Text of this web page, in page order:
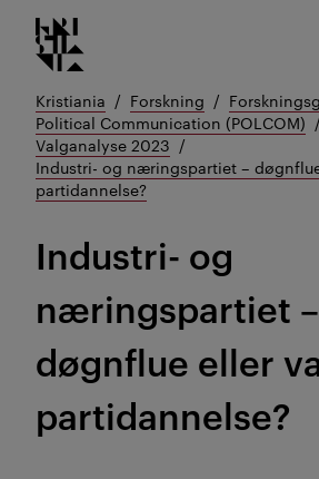
Gå
til
innhold
Kristiania logo
Kristiania Forskning
Political Communication (POLCOM)
Valganalyse 2023
Industri- og næringspartiet –
partidannelse?
Industri- og
næringspartiet –
døgnflue eller
partidannelse?